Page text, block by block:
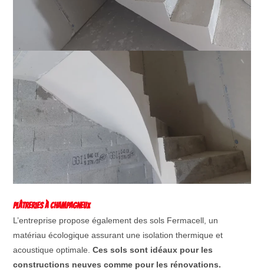
Plâtreries à Champagneux
L’entreprise propose également des sols Fermacell, un
matériau écologique assurant une isolation thermique et
acoustique optimale.Ces sols sont idéaux pour les
constructions neuves comme pour les rénovations.